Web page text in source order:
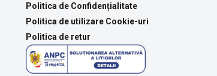
Politica de Confidențialitate
Politica de utilizare Cookie-uri
Politica de retur